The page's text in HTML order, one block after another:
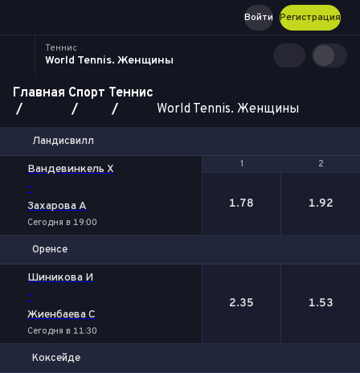
Регистрация
Войти
Теннис
World Tennis. Женщины
Главная Спорт Теннис
World Tennis. Женщины
Ландисвилл
1 2
Вандевинкель Х
-
Захарова А
Сегодня в 19:00
1 2
1.78 1.92
Оренсе
Шиникова И
-
Жиенбаева C
Сегодня в 11:30
2.35 1.53
Коксейде